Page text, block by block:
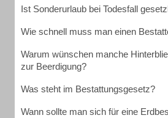
Ist Sonderurlaub bei Todesfall
Wie schnell muss man einen
Warum wünschen manche
zur Beerdigung?
Was steht im Bestattungsgesetz?
Wann sollte man sich für eine